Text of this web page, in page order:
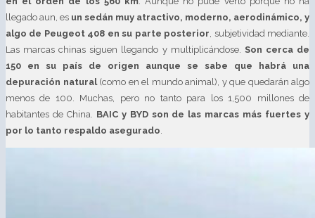
llegado aun, es un sedán muy atractivo, moderno, aerodinámico, y
algo de Peugeot 408 en su parte posterior , subjetividad mediante.
Las marcas chinas siguen llegando y multiplicándose. Son cerca de
150 en su país de origen aunque se sabe que habrá una
depuración natural(como en el mundo animal), y que quedarán algo
menos de 100. Muchas, pero no tanto para los 1,500 millones de
habitantes de China.
BAIC y BYD son de las marcas más fuertes y
por lo tanto respaldo asegurado